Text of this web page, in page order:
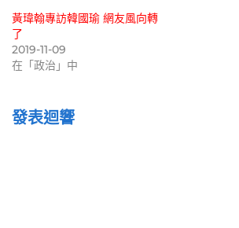
黃瑋翰專訪韓國瑜 網友風向轉
了
2019-11-09
在「政治」中
發表迴響